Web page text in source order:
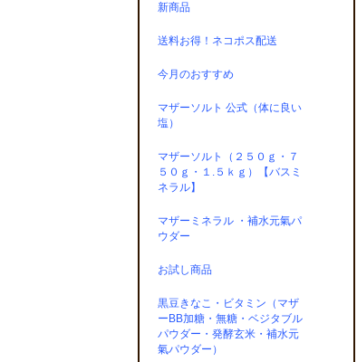
新商品
送料お得！ネコポス配送
今月のおすすめ
マザーソルト 公式（体に良い
塩）
マザーソルト（２５０ｇ・７
５０ｇ・１.５ｋｇ）【バスミ
ネラル】
マザーミネラル ・補水元氣パ
ウダー
お試し商品
黒豆きなこ・ビタミン（マザ
ーBB加糖・無糖・ベジタブル
パウダー・発酵玄米・補水元
氣パウダー）